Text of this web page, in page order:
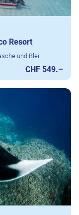
Resort
und Blei
CHF 549.–